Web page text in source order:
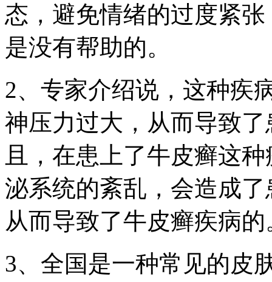
态，避免情绪的过度紧
是没有帮助的。
2、专家介绍说，这种疾
神压力过大，从而导致
且，在患上了牛皮癣这
泌系统的紊乱，会造成
从而导致了牛皮癣疾病的
3、全国是一种常见的皮